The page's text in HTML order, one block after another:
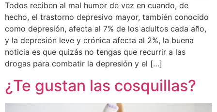
Todos reciben al mal humor de vez en cuando, de
hecho, el trastorno depresivo mayor, también conocido
como depresión, afecta al 7% de los adultos cada año,
y la depresión leve y crónica afecta al 2%, la buena
noticia es que quizás no tengas que recurrir a las
drogas para combatir la depresión y el […]
¿Te gustan las cosquillas?